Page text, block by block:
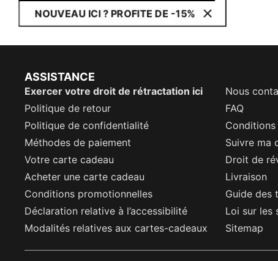
NOUVEAU ICI ? PROFITE DE -15%
ASSISTANCE
Exercer votre droit de rétractation ici
Nous
Politique de retour
FAQ
Politique de confidentialité
Conditions
Méthodes de paiement
Suivre ma
Votre carte cadeau
Droit de
Acheter une carte cadeau
Livraison
Conditions promotionnelles
Guide des
Déclaration relative à l’accessibilité
Loi sur les
Modalités relatives aux cartes-cadeaux
Sitemap